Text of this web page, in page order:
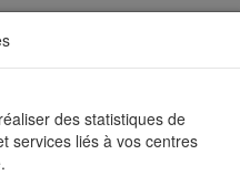
des statistiques de
services liés à vos centres